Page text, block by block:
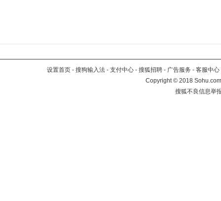
设置首页 - 搜狗输入法 - 支付中心 - 搜狐招聘 - 广告服务 - 客服中心
Copyright©2018
搜狐不良信息举